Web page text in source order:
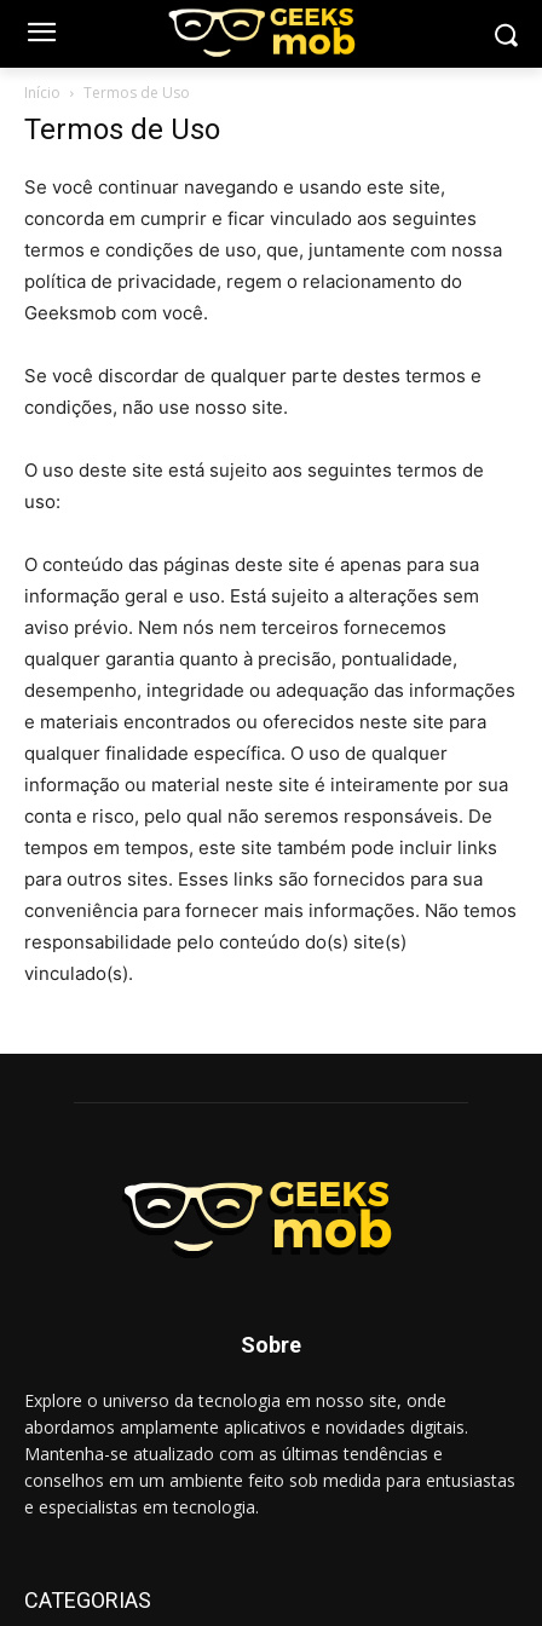
Início Termos de Uso
Termos de Uso
Se você continuar navegando e usando este site,
concorda em cumprir e ficar vinculado aos seguintes
termos e condições de uso, que, juntamente com nossa
política de privacidade, regem o relacionamento do
Geeksmob com você.
Se você discordar de qualquer parte destes termos e
condições, não use nosso site.
O uso deste site está sujeito aos seguintes termos de
uso:
O conteúdo das páginas deste site é apenas para sua
informação geral e uso. Está sujeito a alterações sem
aviso prévio. Nem nós nem terceiros fornecemos
qualquer garantia quanto à precisão, pontualidade,
desempenho, integridade ou adequação das informações
e materiais encontrados ou oferecidos neste site para
qualquer finalidade específica. O uso de qualquer
informação ou material neste site é inteiramente por sua
conta e risco, pelo qual não seremos responsáveis. De
tempos em tempos, este site também pode incluir links
para outros sites. Esses links são fornecidos para sua
conveniência para fornecer mais informações. Não temos
responsabilidade pelo conteúdo do(s) site(s)
vinculado(s).
Sobre
Explore o universo da tecnologia em nosso site, onde
abordamos amplamente aplicativos e novidades digitais.
Mantenha-se atualizado com as últimas tendências e
conselhos em um ambiente feito sob medida para entusiastas
e especialistas em tecnologia.
CATEGORIAS